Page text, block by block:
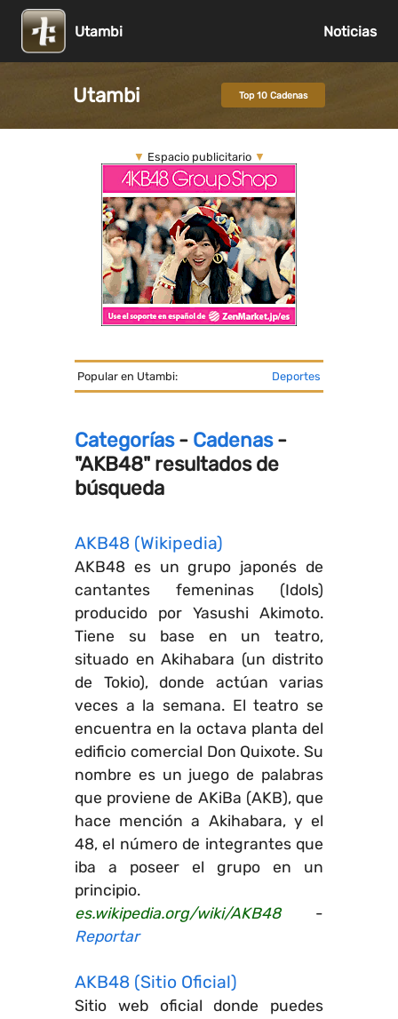
Utambi Noticias
Utambi Top 10 Cadenas
▼ Espacio publicitario ▼
Popular en Utambi: Deportes
Categorías- Cadenas-
"AKB48" resultados de
búsqueda
AKB48 (Wikipedia)
AKB48 es un grupo japonés de
cantantes femeninas (Idols)
producido por Yasushi Akimoto.
Tiene su base en un teatro,
situado en Akihabara (un distrito
de Tokio), donde actúan varias
veces a la semana. El teatro se
encuentra en la octava planta del
edificio comercial Don Quixote. Su
nombre es un juego de palabras
que proviene de AKiBa (AKB), que
hace mención a Akihabara, y el
48, el número de integrantes que
iba a poseer el grupo en un
principio.
es.wikipedia.org/wiki/AKB48-
Reportar
AKB48 (Sitio Oficial)
Sitio web oficial donde puedes